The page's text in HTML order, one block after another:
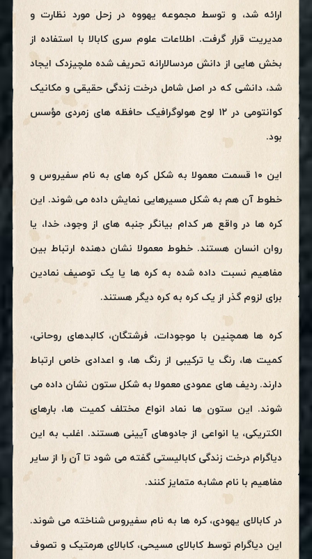
ارائه شد، و توسط مجموعه یهووه در زحل مورد نظارت و
مدیریت قرار گرفت. اطلاعات علوم سری کابالا با استفاده از
بخش هایی از دانش مردسالارانه تحریف شده ملچیزدک ایجاد
شد، دانشی که در اصل شامل درخت زندگی حقیقی و مکانیک
کوانتومی در ۱۲ لوح هولوگرافیک حافظه های زمردی مؤسس
بود.
این ۱۰ قسمت معمولا به شکل کره های به نام سفیروس و
خطوط آن هم به شکل مسیرهایی نمایش داده می شوند. این
کره ها در واقع هر کدام بیانگر جنبه های از وجود، خدا، یا
روان انسان هستند. خطوط معمولا نشان دهنده ارتباط بین
مفاهیم نسبت داده شده به کره ها یا یک توصیف نمادین
برای لزوم گذر از یک کره به کره دیگر هستند.
کره ها همچنین با موجودات، فرشتگان، کالبدهای روحانی،
کمیت ها، رنگ یا ترکیبی از رنگ ها، و اعدادی خاص ارتباط
دارند. ردیف های عمودی معمولا به شکل ستون نشان داده می
شوند. این ستون ها نماد انواع مختلف کمیت ها، بارهای
الکتریکی، یا انواعی از جادوهای آیینی هستند. اغلب به این
دیاگرام درخت زندگی کابالیستی گفته می شود تا آن را از سایر
مفاهیم با نام مشابه متمایز کنند.
در کابالای یهودی، کره ها به نام سفیروس شناخته می شوند.
این دیاگرام توسط کابالای مسیحی، کابالای هرمتیک و تصوف